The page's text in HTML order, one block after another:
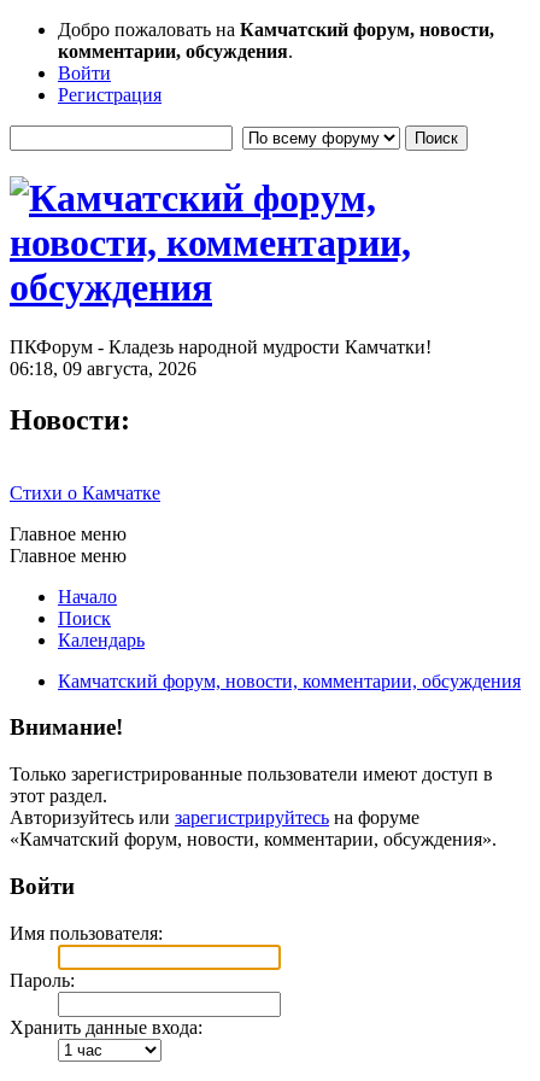
Добро пожаловать на Камчатский форум, новости,
комментарии, обсуждения.
Войти
Регистрация
ПКФорум - Кладезь народной мудрости Камчатки!
06:18, 09 августа, 2026
Новости:
Стихи о Камчатке
Главное меню
Главное меню
Начало
Поиск
Календарь
Камчатский форум, новости, комментарии, обсуждения
Внимание!
Только зарегистрированные пользователи имеют доступ в
этот раздел.
Авторизуйтесь или зарегистрируйтесь на форуме
«Камчатский форум, новости, комментарии, обсуждения».
Войти
Имя пользователя:
Пароль:
Хранить данные входа: